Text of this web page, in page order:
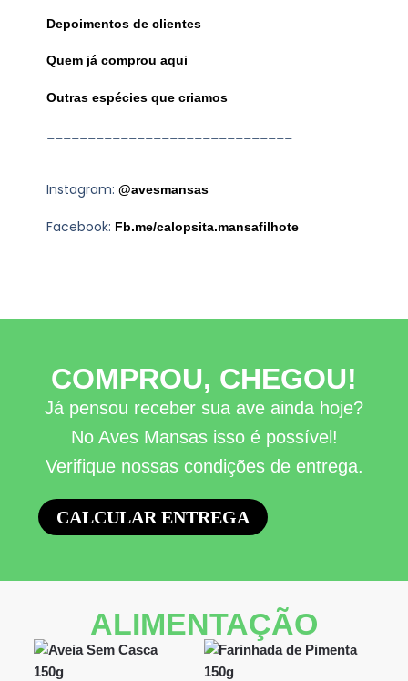
Depoimentos de clientes
Quem já comprou aqui
Outras espécies que criamos
______________________________
_____________________
Instagram:@avesmansas
Facebook: Fb.me/calopsita.mansafilhote
COMPROU, CHEGOU!
Já pensou receber sua ave ainda hoje?
No Aves Mansas isso é possível!
Verifique nossas condições de entrega.
CALCULAR ENTREGA
ALIMENTAÇÃO